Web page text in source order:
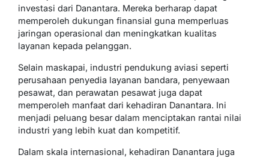
investasi dari Danantara. Mereka berharap dapat
memperoleh dukungan finansial guna memperluas
jaringan operasional dan meningkatkan kualitas
layanan kepada pelanggan.
Selain maskapai, industri pendukung aviasi seperti
perusahaan penyedia layanan bandara, penyewaan
pesawat, dan perawatan pesawat juga dapat
memperoleh manfaat dari kehadiran Danantara. Ini
menjadi peluang besar dalam menciptakan rantai nilai
industri yang lebih kuat dan kompetitif.
Dalam skala internasional, kehadiran Danantara juga